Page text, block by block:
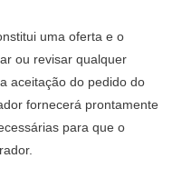
uma oferta e o
ou revisar qualquer
aceitação do pedido do
fornecerá prontamente
para que o